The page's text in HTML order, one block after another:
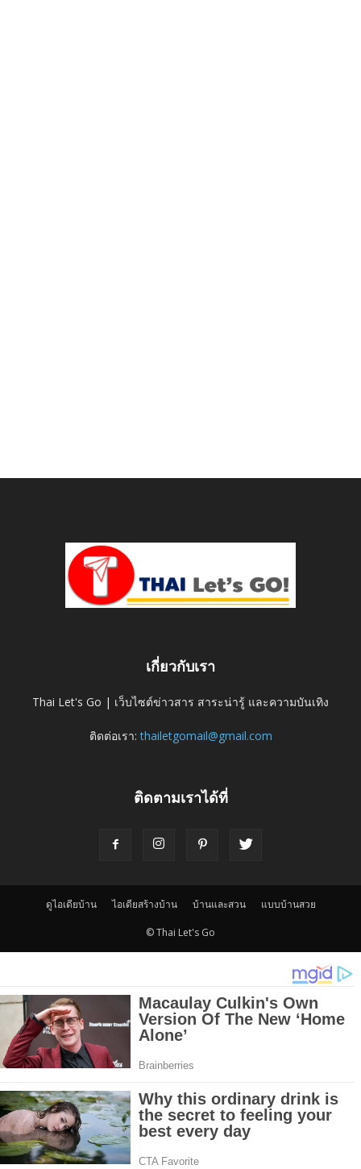
เกี่ยวกับเรา
Thai Let's Go | เว็บไซต์ข่าวสาร สาระน่ารู้ และความบันเทิง
ติดต่อเรา:thailetgomail@gmail.com
ติดตามเราได้ที่
ดูไอเดียบ้าน ไอเดียสร้างบ้าน บ้านและสวน แบบบ้านสวย
© Thai Let's Go